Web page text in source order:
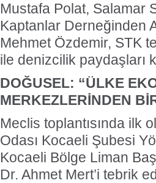
Mustafa Polat, Salamar
Kaptanlar Derneğinden
Mehmet Özdemir, STK
ile denizcilik paydaşları
DOĞUSEL: “ÜLKE
MERKEZLERİNDEN
Meclis toplantısında ilk
Odası Kocaeli Şubesi
Kocaeli Bölge Liman
Dr. Ahmet Mert’i tebrik